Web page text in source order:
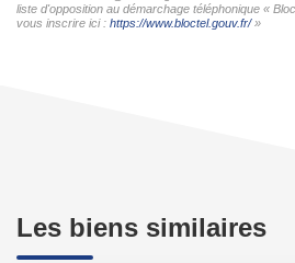
liste d'opposition au démarchage téléphonique «
vous inscrire ici : https://www.bloctel.gouv.fr/»
Les biens similaires